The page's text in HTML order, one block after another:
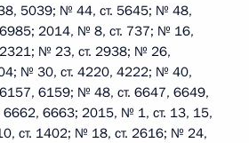
5039; № 44, ст. 5645; № 48,
2014, № 8, ст. 737; № 16,
№ 23, ст. 2938; № 26,
№ 30, ст. 4220, 4222; № 40,
6159; № 48, ст. 6647, 6649,
6663; 2015, № 1, ст. 13, 15,
ст. 1402; № 18, ст. 2616; № 24,